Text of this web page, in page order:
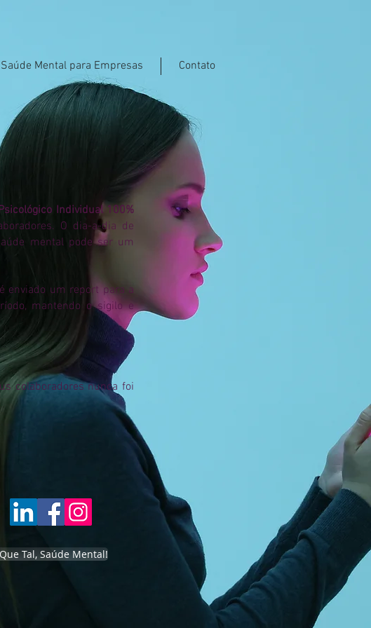
Mental para Empresas Contato
Individual 100%
O dia-a-dia de
mental pode ser um
enviado um report para a
mantendo o sigilo e
colaboradores nunca foi
Tal, Saúde Mental!